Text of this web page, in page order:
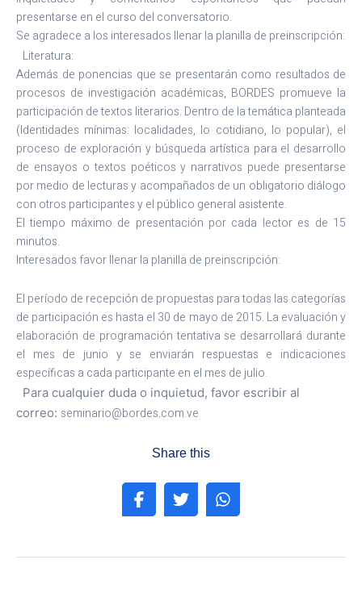
presentarse en el curso del conversatorio.
Se agradece a los interesados llenar la planilla de preinscripción:
Literatura:
Además de ponencias que se presentarán como resultados de
procesos de investigación académicas, BORDES promueve la
participación de textos literarios. Dentro de la temática planteada
(Identidades mínimas: localidades, lo cotidiano, lo popular), el
proceso de exploración y búsqueda artística para el desarrollo
de ensayos o textos poéticos y narrativos puede presentarse
por medio de lecturas y acompañados de un obligatorio diálogo
con otros participantes y el público general asistente.
El tiempo máximo de presentación por cada lector es de 15
minutos.
Interesados favor llenar la planilla de preinscripción:
El período de recepción de propuestas para todas las categorías
de participación es hasta el 30 de mayo de 2015. La evaluación y
elaboración de programación tentativa se desarrollará durante
el mes de junio y se enviarán respuestas e indicaciones
específicas a cada participante en el mes de julio.
Para cualquier duda o inquietud, favor escribir al
correo: seminario@bordes.com.ve
Share this